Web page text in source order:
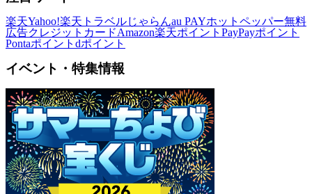
楽天Yahoo!楽天トラベルじゃらんau PAYホットペッパー無料
広告クレジットカードAmazon楽天ポイント PayPayポイント
Pontaポイント dポイント
イベント・特集情報